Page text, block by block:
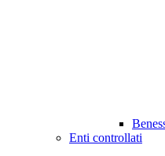
Enti controllati